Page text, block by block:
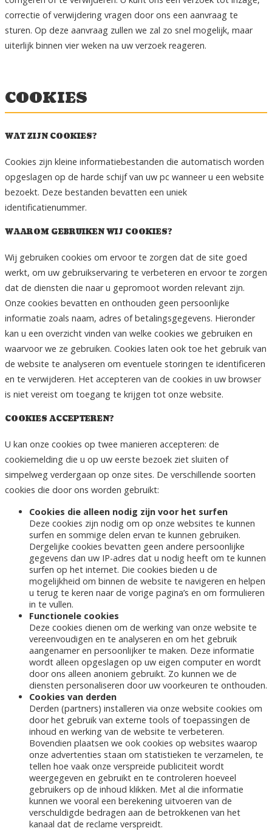
correctie of verwijdering vragen door ons een aanvraag te
sturen. Op deze aanvraag zullen we zal zo snel mogelijk, maar
uiterlijk binnen vier weken na uw verzoek reageren.
COOKIES
WAT ZIJN COOKIES?
Cookies zijn kleine informatiebestanden die automatisch worden
opgeslagen op de harde schijf van uw pc wanneer u een website
bezoekt. Deze bestanden bevatten een uniek
identificatienummer.
WAAROM GEBRUIKEN WIJ COOKIES?
Wij gebruiken cookies om ervoor te zorgen dat de site goed
werkt, om uw gebruikservaring te verbeteren en ervoor te zorgen
dat de diensten die naar u gepromoot worden relevant zijn.
Onze cookies bevatten en onthouden geen persoonlijke
informatie zoals naam, adres of betalingsgegevens. Hieronder
kan u een overzicht vinden van welke cookies we gebruiken en
waarvoor we ze gebruiken. Cookies laten ook toe het gebruik van
de website te analyseren om eventuele storingen te identificeren
en te verwijderen. Het accepteren van de cookies in uw browser
is niet vereist om toegang te krijgen tot onze website.
COOKIES ACCEPTEREN?
U kan onze cookies op twee manieren accepteren: de
cookiemelding die u op uw eerste bezoek ziet sluiten of
simpelweg verdergaan op onze sites. De verschillende soorten
cookies die door ons worden gebruikt:
Cookies die alleen nodig zijn voor het surfen
Deze cookies zijn nodig om op onze websites te kunnen
surfen en sommige delen ervan te kunnen gebruiken.
Dergelijke cookies bevatten geen andere persoonlijke
gegevens dan uw IP-adres dat u nodig heeft om te kunnen
surfen op het internet. Die cookies bieden u de
mogelijkheid om binnen de website te navigeren en helpen
u terug te keren naar de vorige pagina’s en om formulieren
in te vullen.
Functionele cookies
Deze cookies dienen om de werking van onze website te
vereenvoudigen en te analyseren en om het gebruik
aangenamer en persoonlijker te maken. Deze informatie
wordt alleen opgeslagen op uw eigen computer en wordt
door ons alleen anoniem gebruikt. Zo kunnen we de
diensten personaliseren door uw voorkeuren te onthouden.
Cookies van derden
Derden (partners) installeren via onze website cookies om
door het gebruik van externe tools of toepassingen de
inhoud en werking van de website te verbeteren.
Bovendien plaatsen we ook cookies op websites waarop
onze advertenties staan om statistieken te verzamelen, te
tellen hoe vaak onze verspreide publiciteit wordt
weergegeven en gebruikt en te controleren hoeveel
gebruikers op de inhoud klikken. Met al die informatie
kunnen we vooral een berekening uitvoeren van de
verschuldigde bedragen aan de betrokkenen van het
kanaal dat de reclame verspreidt.